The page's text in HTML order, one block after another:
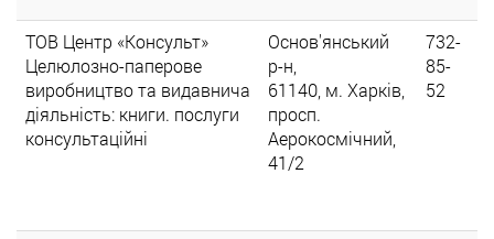
ТОВ Центр «Консульт»
Целюлозно-паперове
виробництво та видавнича
діяльність: книги. послуги
консультаційні
Основ'янський
р-н,
61140, м. Харків,
просп.
Аерокосмічний,
41/2
732-
85-
52